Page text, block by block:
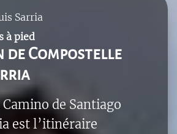
Sarria
à pied
de Compostelle
de Santiago
est l’itinéraire